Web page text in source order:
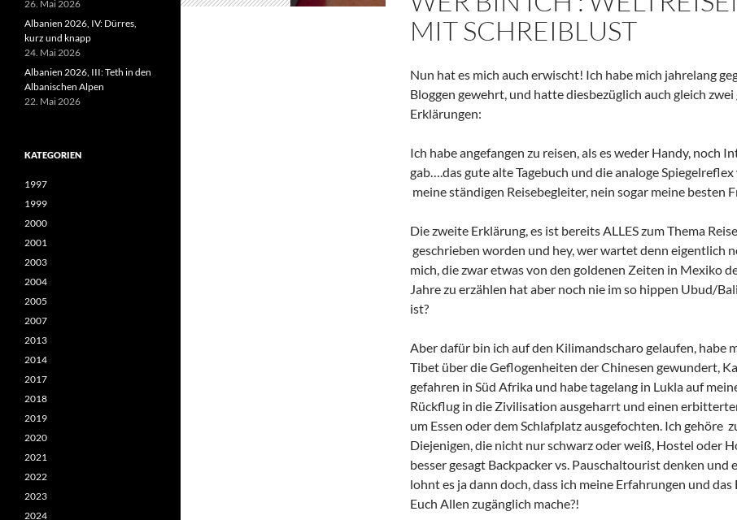
MIT SCHREIBLUST
Nun hat es mich auch erwischt! Ich habe mich jahrelang
Bloggen gewehrt, und hatte diesbezüglich auch gleich zwei
Erklärungen:
Ich habe angefangen zu reisen, als es weder Handy, noch
gab….das gute alte Tagebuch und die analoge Spiegelreflex
meine ständigen Reisebegleiter, nein sogar meine besten
Die zweite Erklärung, es ist bereits ALLES zum Thema
geschrieben worden und hey, wer wartet denn eigentlich
mich, die zwar etwas von den goldenen Zeiten in Mexiko
Jahre zu erzählen hat aber noch nie im so hippen Ubud/
ist?
Aber dafür bin ich auf den Kilimandscharo gelaufen, habe
Tibet über die Geflogenheiten der Chinesen gewundert,
gefahren in Süd Afrika und habe tagelang in Lukla auf
Rückflug in die Zivilisation ausgeharrt und einen
um Essen oder dem Schlafplatz ausgefochten. Ich gehöre
Diejenigen, die nicht nur schwarz oder weiß, Hostel oder
besser gesagt Backpacker vs. Pauschaltourist denken und
lohnt es ja dann doch, dass ich meine Erfahrungen und das
Euch Allen zugänglich mache?!
26. Mai 2026
Albanien 2026, IV: Dürres,
kurz und knapp
24. Mai 2026
Albanien 2026, III: Teth in den
Albanischen Alpen
22. Mai 2026
KATEGORIEN
1997
1999
2000
2001
2003
2004
2005
2007
2013
2014
2017
2018
2019
2020
2021
2022
2023
2024